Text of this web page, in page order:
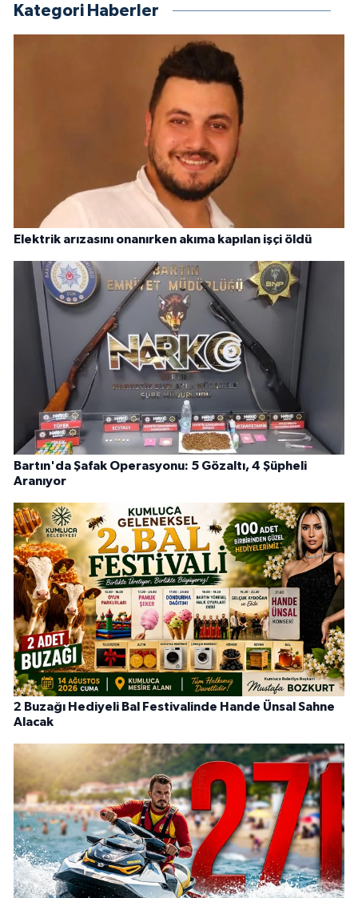
Kategori Haberler
Elektrik arızasını onanırken akıma kapılan işçi öldü
Bartın'da Şafak Operasyonu: 5 Gözaltı, 4 Şüpheli
Aranıyor
2 Buzağı Hediyeli Bal Festivalinde Hande Ünsal Sahne
Alacak